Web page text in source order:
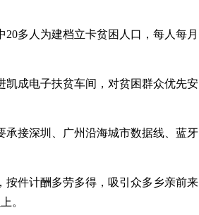
多人为建档立卡贫困人口，每人每月
凯成电子扶贫车间，对贫困群众优先安
接深圳、广州沿海城市数据线、蓝牙
件计酬多劳多得，吸引众多乡亲前来
。